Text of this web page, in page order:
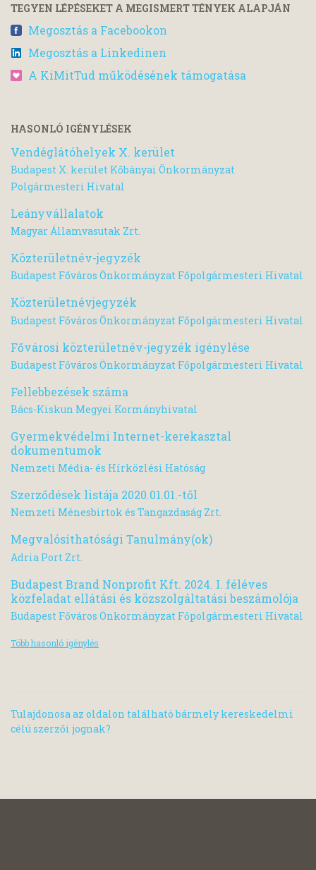
TEGYEN LÉPÉSEKET A MEGISMERT TÉNYEK ALAPJÁN
Megosztás a Facebookon
Megosztás a Linkedinen
A KiMitTud működésének támogatása
HASONLÓ IGÉNYLÉSEK
Vendéglátóhelyek X. kerület
Budapest X. kerület Kőbányai Önkormányzat
Polgármesteri Hivatal
Leányvállalatok
Magyar Államvasutak Zrt.
Közterületnév-jegyzék
Budapest Főváros Önkormányzat Főpolgármesteri Hivatal
Közterületnévjegyzék
Budapest Főváros Önkormányzat Főpolgármesteri Hivatal
Fővárosi közterületnév-jegyzék igénylése
Budapest Főváros Önkormányzat Főpolgármesteri Hivatal
Fellebbezések száma
Bács-Kiskun Megyei Kormányhivatal
Gyermekvédelmi Internet-kerekasztal
dokumentumok
Nemzeti Média- és Hírközlési Hatóság
Szerződések listája 2020.01.01.-től
Nemzeti Ménesbirtok és Tangazdaság Zrt.
Megvalósíthatósági Tanulmány(ok)
Adria Port Zrt.
Budapest Brand Nonprofit Kft. 2024. I. féléves
közfeladat ellátási és közszolgáltatási beszámolója
Budapest Főváros Önkormányzat Főpolgármesteri Hivatal
Több hasonló igénylés
Tulajdonosa az oldalon található bármely kereskedelmi
célú szerzői jognak?